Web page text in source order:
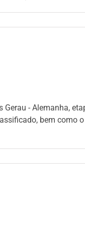
- Alemanha,
bem como